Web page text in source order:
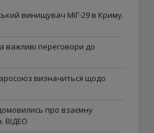
винищувач МіГ-29 в Криму.
важливі переговори до
визначиться щодо
про взаємну
ВІДЕО